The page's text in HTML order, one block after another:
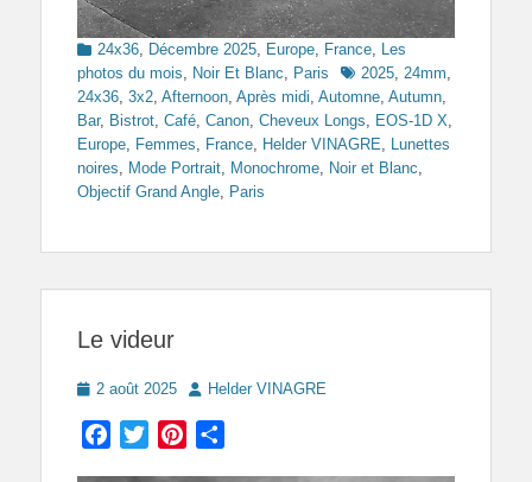
Categories
24x36, Décembre 2025, Europe, France, Les
photos du mois, Noir Et Blanc, Paris Tags2025, 24mm,
24x36, 3x2, Afternoon, Après midi, Automne, Autumn,
Bar, Bistrot, Café, Canon, Cheveux Longs, EOS-1D X,
Europe, Femmes, France, Helder VINAGRE, Lunettes
noires, Mode Portrait, Monochrome, Noir et Blanc,
Objectif Grand Angle, Paris
Le videur
Posted
2 août 2025 AuthorHelder VINAGRE
Facebook
TwitterPinterest